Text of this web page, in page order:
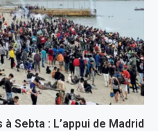
Sebta : L’appui de Madrid